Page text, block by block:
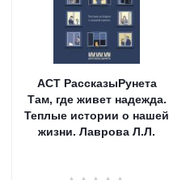
АСТ РассказыРунета
Там, где живет надежда.
Теплые истории о нашей
жизни. Лаврова Л.Л.